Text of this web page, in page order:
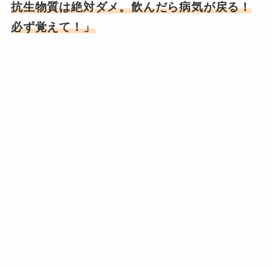
抗生物質は絶対ダメ。飲んだら病気が戻る！
必ず覚えて！」